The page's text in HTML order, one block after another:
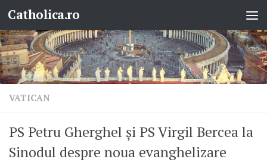
Skip to content
Catholica.ro
VATICAN
PS Petru Gherghel şi PS Virgil Bercea la
Sinodul despre noua evanghelizare